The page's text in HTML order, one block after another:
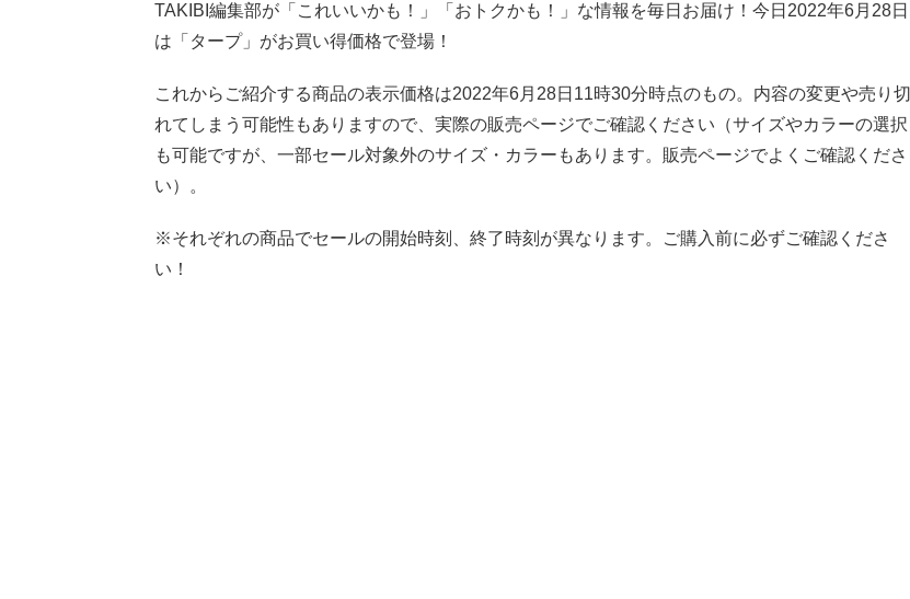
TAKIBI編集部が「これいいかも！」「おトクかも！」な情報を毎日お届け！今日2022年6月28日
は「タープ」がお買い得価格で登場！
これからご紹介する商品の表示価格は2022年6月28日11時30分時点のもの。内容の変更や売り切
れてしまう可能性もありますので、実際の販売ページでご確認ください（サイズやカラーの選択
も可能ですが、一部セール対象外のサイズ・カラーもあります。販売ページでよくご確認くださ
い）。
※それぞれの商品でセールの開始時刻、終了時刻が異なります。ご購入前に必ずご確認くださ
い！